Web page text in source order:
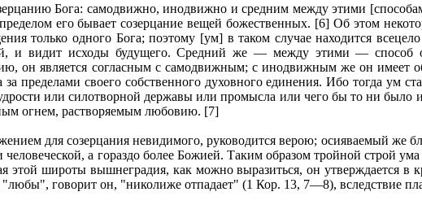
Бога: самодвижно, инодвижно и средним между этими
его бывает созерцание вещей божественных. [6] Об этом
только одного Бога; поэтому [ум] в таком случае находится
и видит исходы будущего. Средний же — между этими — способ
он является согласным с самодвижным; с инодвижным же он имеет
пределами своего собственного духовного единения. Ибо тогда ум
или силотворной державы или промысла или чего бы то ни было
огнем, растворяемым любовию. [7]
для созерцания невидимого, руководится верою; осияваемый
а гораздо более Божией. Таким образом тройной строй
этой широты вышнеградия, как можно выразиться, он утверждается
говорит он, "николиже отпадает" (1 Кор. 13, 7—8), вследствие